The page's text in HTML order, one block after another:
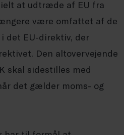
at udtræde af EU fra
være omfattet af de
det EU-direktiv, der
Den altovervejende
skal sidestilles med
det gælder moms- og